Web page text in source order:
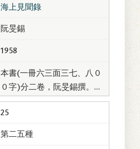
海上見聞錄
阮旻錫
1958
本書(一冊六三面三七、八０
０字)分二卷，阮旻錫撰。此
編舊題「鷺島道人夢葊
輯」；民國之初，商務印書
館始假金山錢氏所藏抄本刊
行，列為「痛史」第十...
25
第二五種